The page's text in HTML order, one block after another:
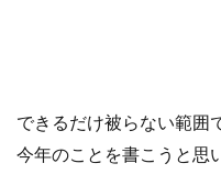
できるだけ被らない範囲
今年のことを書こうと思